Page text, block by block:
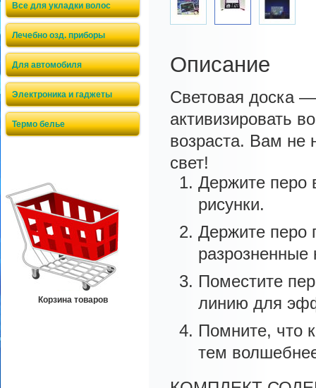
Все для укладки волос
Лечебно озд. приборы
Для автомобиля
Электроника и гаджеты
Термо белье
Корзина товаров
Описание
Световая доска
активизировать
возраста. Вам не
свет!
Держите перо
рисунки.
Держите перо
разрозненные
Поместите
линию для
Помните, что
тем